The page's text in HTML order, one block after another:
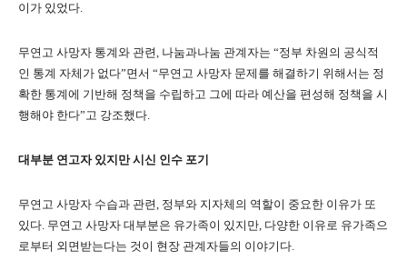
이가 있었다.
무연고 사망자 통계와 관련, 나눔과나눔 관계자는 “정부 차원의 공식적
인 통계 자체가 없다”면서 “무연고 사망자 문제를 해결하기 위해서는 정
확한 통계에 기반해 정책을 수립하고 그에 따라 예산을 편성해 정책을 시
행해야 한다”고 강조했다.
대부분 연고자 있지만 시신 인수 포기
무연고 사망자 수습과 관련, 정부와 지자체의 역할이 중요한 이유가 또
있다. 무연고 사망자 대부분은 유가족이 있지만, 다양한 이유로 유가족으
로부터 외면받는다는 것이 현장 관계자들의 이야기다.